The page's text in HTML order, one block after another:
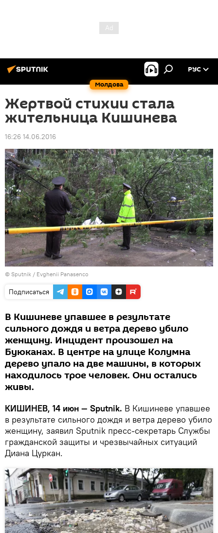
Молдова
РУС
Жертвой стихии стала
жительница Кишинева
16:26 14.06.2016
© Sputnik / Evghenii Panasenco
Подписаться
В Кишиневе упавшее в результате
сильного дождя и ветра дерево убило
женщину. Инцидент произошел на
Буюканах. В центре на улице Колумна
дерево упало на две машины, в которых
находилось трое человек. Они остались
живы.
КИШИНЕВ, 14 июн — Sputnik. В Кишиневе упавшее
в результате сильного дождя и ветра дерево убило
женщину, заявил Sputnik пресс-секретарь Службы
гражданской защиты и чрезвычайных ситуаций
Диана Цуркан.